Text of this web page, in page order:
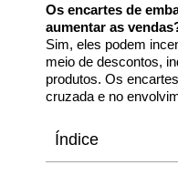
Índice
Os encartes de
aumentar as
Sim, eles podem
meio de descontos,
produtos. Os
cruzada e no